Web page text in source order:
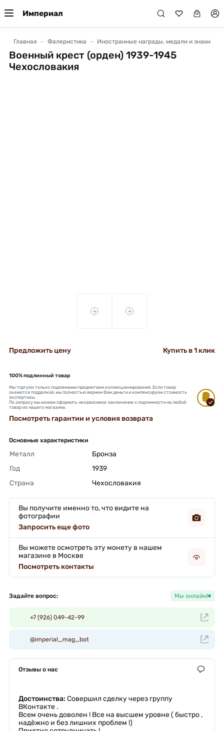
Империал
Главная Фалеристика Иностранные награды, медали и знаки
Военный крест (орден) 1939-1945
Чехословакия
+ +
Предложить цену Купить в 1 клик
100% подлинный товар
Мы торгуем только подлинными предметами коллекционирования. Если товар
окажется подделкой, мы полностью вернем Вам деньги и компенсируем стоимость
экспертизы.
По запросу мы можем оформить независимое заключение о подлинности на любой
товар из нашего магазина.
Посмотреть гарантии и условия возврата
Основные характеристики
Металл
Бронза
Год
1939
Страна
Чехословакия
Вы получите именно то, что видите на
фотографии
Запросить еще фото
Вы можете осмотреть эту монету в нашем
магазине в Москве
Посмотреть контакты
Задайте вопрос: Мы онлайн!
+7 (926) 049-42-99
@imperial_mag_bot
Отзывы о нас
Достоинства: Совершил сделку через группу
ВКонтакте .
Всем очень доволен ! Все на высшем уровне ( быстро ,
надёжно и без лишних проблем !)